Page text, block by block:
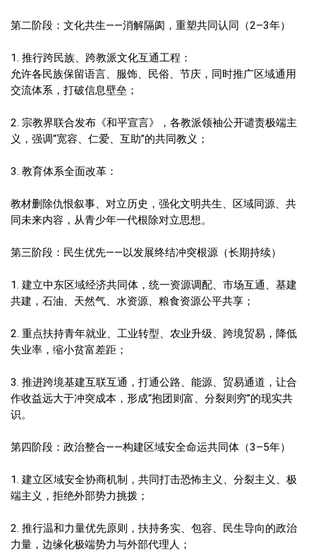
第二阶段：文化共生——消解隔阂，重塑共同认同（2–3年）
1. 推行跨民族、跨教派文化互通工程：
允许各民族保留语言、服饰、民俗、节庆，同时推广区域通用
交流体系，打破信息壁垒；
2. 宗教界联合发布《和平宣言》，各教派领袖公开谴责极端主
义，强调“宽容、仁爱、互助”的共同教义；
3. 教育体系全面改革：
教材删除仇恨叙事、对立历史，强化文明共生、区域同源、共
同未来内容，从青少年一代根除对立思想。
第三阶段：民生优先——以发展终结冲突根源（长期持续）
1. 建立中东区域经济共同体，统一资源调配、市场互通、基建
共建，石油、天然气、水资源、粮食资源公平共享；
2. 重点扶持青年就业、工业转型、农业升级、跨境贸易，降低
失业率，缩小贫富差距；
3. 推进跨境基建互联互通，打通公路、能源、贸易通道，让合
作收益远大于冲突成本，形成“抱团则富、分裂则穷”的现实共
识。
第四阶段：政治整合——构建区域安全命运共同体（3–5年）
1. 建立区域安全协商机制，共同打击恐怖主义、分裂主义、极
端主义，拒绝外部势力挑拨；
2. 推行温和力量优先原则，扶持务实、包容、民生导向的政治
力量，边缘化极端势力与外部代理人；